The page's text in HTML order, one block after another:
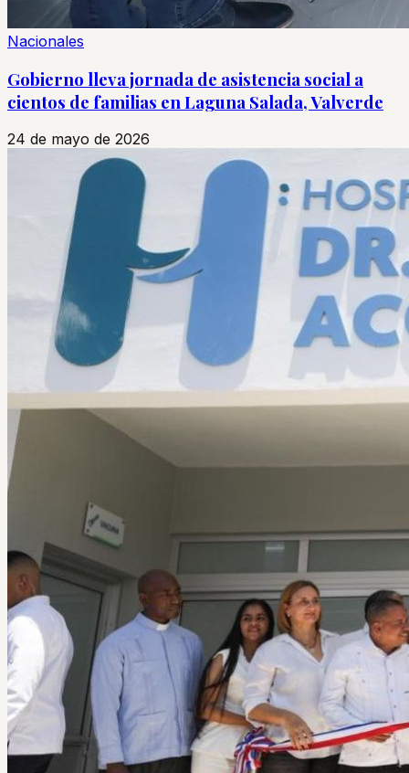
Nacionales
Gobierno lleva jornada de asistencia social a
cientos de familias en Laguna Salada, Valverde
24 de mayo de 2026